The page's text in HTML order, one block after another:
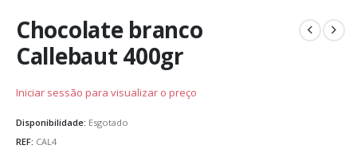
Chocolate branco
Callebaut 400gr
Iniciar sessão para visualizar o preço
Disponibilidade: Esgotado
REF: CAL4